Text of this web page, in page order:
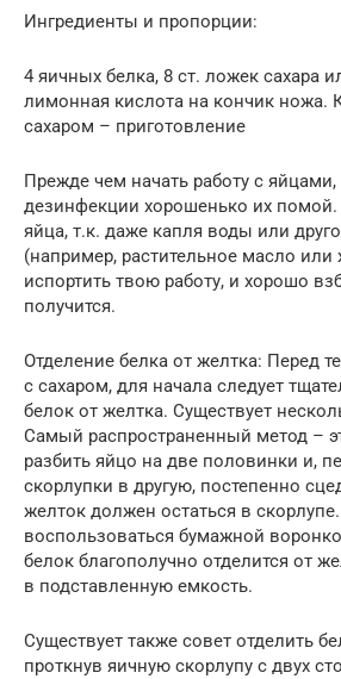
Ингредиенты и пропорции:
4 яичных белка, 8 ст. ложек сахара
лимонная кислота на кончик ножа.
сахаром – приготовление
Прежде чем начать работу с яйцами,
дезинфекции хорошенько их
яйца, т.к. даже капля воды или
(например, растительное масло
испортить твою работу, и хорошо
получится.
Отделение белка от желтка: Перед
с сахаром, для начала следует
белок от желтка. Существует
Самый распространенный метод –
разбить яйцо на две половинки и,
скорлупки в другую, постепенно
желток должен остаться в
воспользоваться бумажной
белок благополучно отделится от
в подставленную емкость.
Существует также совет отделить
проткнув яичную скорлупу с двух